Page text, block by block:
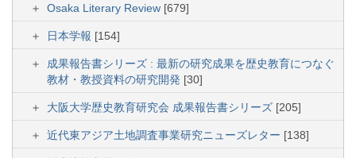
Osaka Literary Review [679]
日本学報 [154]
成果報告書シリーズ : 最新の研究成果を歴史教育につなぐ
教材・教授資料の研究開発 [30]
大阪大学歴史教育研究会 成果報告書シリーズ [205]
近代東アジア土地調査事業研究ニューズレター [138]